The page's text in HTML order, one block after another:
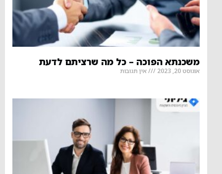
משכנתא הפוכה – כל מה שרציתם לדעת
אוגוסט 20, 2023 אין תגובות